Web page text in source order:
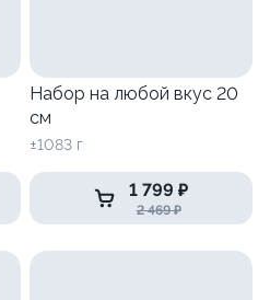
Набор на любой вкус 20
см
±1083 г
1 799 ₽
2 469 ₽